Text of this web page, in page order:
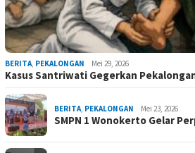
BERITA PEKALONGAN Mei 29, 2026
Kasus Santriwati Gegerkan
BERITA PEKALONGAN Mei 23, 2026
SMPN 1 Wonokerto Gelar